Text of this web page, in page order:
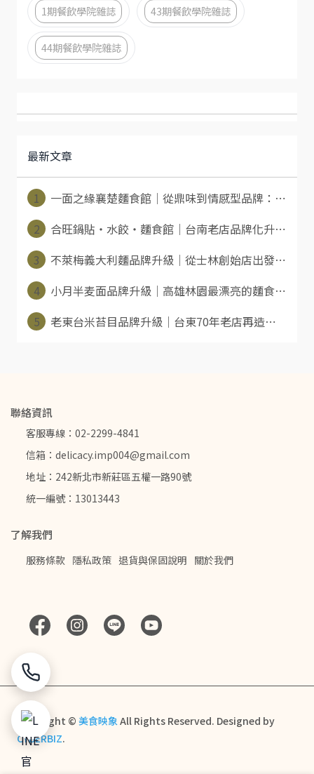
1期餐飲學院雜誌 43期餐飲學院雜誌
44期餐飲學院雜誌
最新文章
1
一面之緣襄楚麵食館｜從鼎味到情感型品牌：⋯
2
合旺鍋貼・水餃・麵食館｜台南老店品牌化升⋯
3
不萊梅義大利麵品牌升級｜從士林創始店出發⋯
4
小月半麦面品牌升級｜高雄林園最漂亮的麵食⋯
5
老東台米苔目品牌升級｜台東70年老店再造⋯
聯絡資訊
客服專線：02-2299-4841
信箱：delicacy.imp004@gmail.com
地址：242新北市新莊區五權一路90號
統一編號：13013443
了解我們
服務條款 隱私政策 退貨與保固說明 關於我們
Copyright © 美食映象All Rights Reserved. Designed by
CYBERBIZ.